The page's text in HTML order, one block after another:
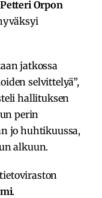
Petteri Orpon
jatkossa
selvittelyä”,
hallituksen
perin
jo huhtikuussa,
alkuun.
.